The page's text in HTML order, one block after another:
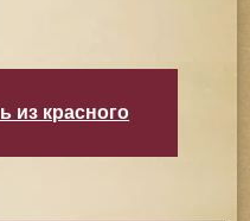
из красного